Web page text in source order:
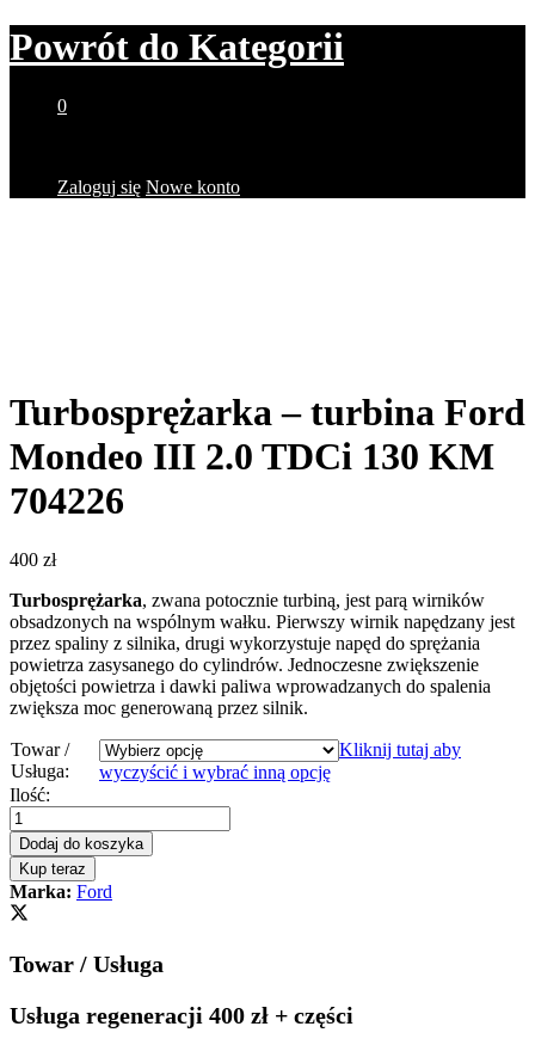
Powrót do Kategorii
0
Zaloguj się Nowe konto
Turbosprężarka – turbina Ford
Mondeo III 2.0 TDCi 130 KM
704226
400 zł
Turbosprężarka, zwana potocznie turbiną, jest parą wirników
obsadzonych na wspólnym wałku. Pierwszy wirnik napędzany jest
przez spaliny z silnika, drugi wykorzystuje napęd do sprężania
powietrza zasysanego do cylindrów. Jednoczesne zwiększenie
objętości powietrza i dawki paliwa wprowadzanych do spalenia
zwiększa moc generowaną przez silnik.
Towar /
Usługa:
Kliknij tutaj aby
wyczyścić i wybrać inną opcję
Turbosprężarka
–
turbina
Ford
Mondeo
III
2.0
130
704226
quantity
Ilość:
Dodaj do koszyka
Kup teraz
Marka: Ford
Towar / Usługa
Usługa regeneracji 400 zł + części